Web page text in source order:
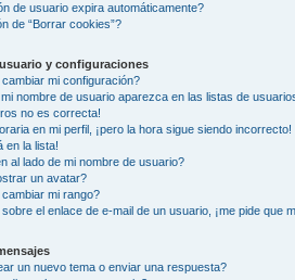
de usuario expira automáticamente?
de “Borrar cookies”?
y configuraciones
mi configuración?
nombre de usuario aparezca en las listas de
no es correcta!
en mi perfil, ¡pero la hora sigue siendo incorrecto!
en la lista!
al lado de mi nombre de usuario?
un avatar?
mi rango?
el enlace de e-mail de un usuario, ¡me pide que
un nuevo tema o enviar una respuesta?